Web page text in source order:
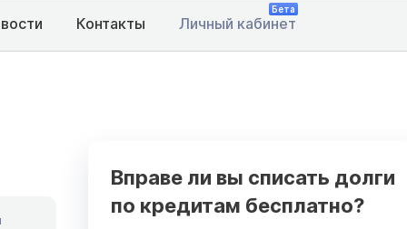
Контакты Личный кабинет
Бета
Вправе ли вы списать долги
по кредитам бесплатно?